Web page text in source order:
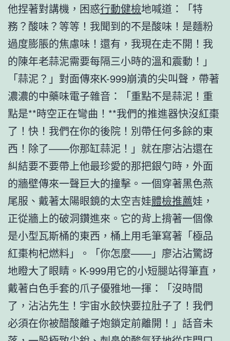
他捏著對講機，困惑行動健檢地喊道：「特
務？酸味？等等！我聞到的不是酸味！是麵粉
過度膨脹的焦慮味！還有，我現在走不開！我
的陳年老蒜泥需要每隔三小時的溫和震動！」
「蒜泥？」對面傳來K-999崩潰的尖叫聲，帶著
濃濃的中藥味電子雜音：「重點不是蒜泥！重
點是**時空正在彎曲！**我們的推進器快沒紅棗
了！快！我們在你的後院！別帶任何多餘的東
西！除了——你那缸蒜泥！」就在廖沾沾還在
糾結要不要帶上他最珍愛的那把銀勺時，外面
的牆壁傳來一聲巨大的撞擊。一個穿著黑色燕
尾服、戴著太陽眼鏡的太空吉娃體檢推薦娃，
正從牆上的破洞鑽進來。它的背上揹著一個像
是小型瓦斯桶的東西，桶上用毛筆寫著「極品
紅棗枸杞燃料」。「你怎麼——」廖沾沾驚訝
地瞪大了眼睛。K-999用它的小短腿站得筆直，
戴著白色手套的爪子優雅地一揮：「沒時間
了，沾沾先生！宇宙水餃快要拉肚子了！我們
必須在你被醋酸離子炮鎖定前離開！」話音未